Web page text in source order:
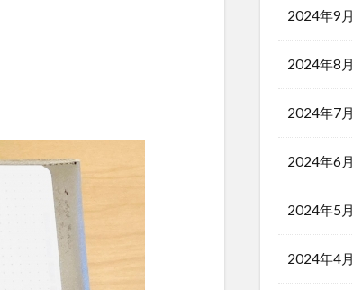
2024年9月
2024年8月
2024年7月
2024年6月
2024年5月
2024年4月